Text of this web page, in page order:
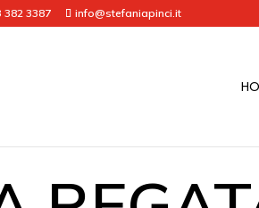
382 3387 info@stefaniapinci.it